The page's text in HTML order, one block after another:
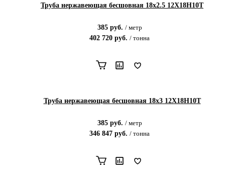
Труба нержавеющая бесшовная 18х2.5 12Х18Н10Т
385руб. / метр
402 720 руб. / тонна
Труба нержавеющая бесшовная 18х3 12Х18Н10Т
385руб. / метр
346 847 руб. / тонна